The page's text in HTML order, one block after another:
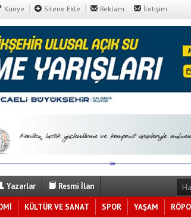
Künye Sitene Ekle Reklam İletişim
Yazarlar Resmi İlan
KÜLTÜR VE SANAT SPOR YAŞAM